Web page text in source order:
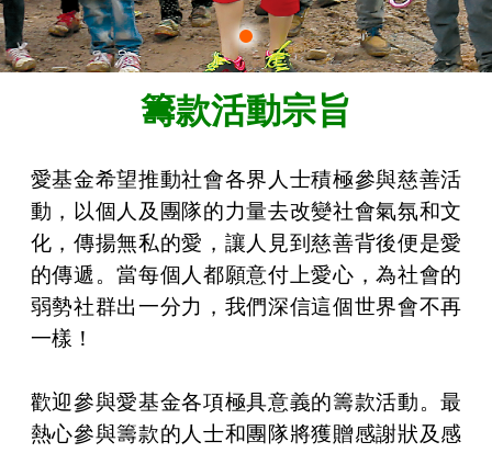
籌款活動宗旨
愛基金希望推動社會各界人士積極參與慈善活
動，以個人及團隊的力量去改變社會氣氛和文
化，傳揚無私的愛，讓人見到慈善背後便是愛
的傳遞。當每個人都願意付上愛心，為社會的
弱勢社群出一分力，我們深信這個世界會不再
一樣！
歡迎參與愛基金各項極具意義的籌款活動。最
熱心參與籌款的人士和團隊將獲贈感謝狀及感